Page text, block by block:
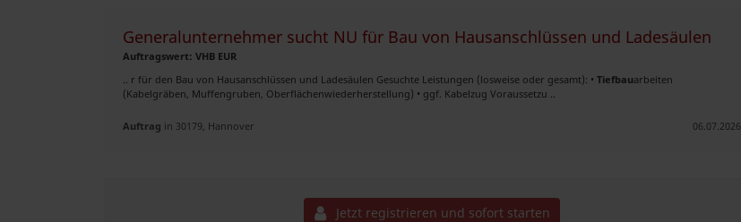
Generalunternehmer sucht NU für Bau von Hausanschlüssen und Ladesäulen
Auftragswert: VHB EUR
.. r für den Bau von Hausanschlüssen und Ladesäulen Gesuchte Leistungen (losweise oder gesamt): • Tiefbauarbeiten
(Kabelgräben, Muffengruben, Oberflächenwiederherstellung) • ggf. Kabelzug Voraussetzu ..
Auftrag in 30179, Hannover 06.07.2026
Jetzt registrieren und sofort starten